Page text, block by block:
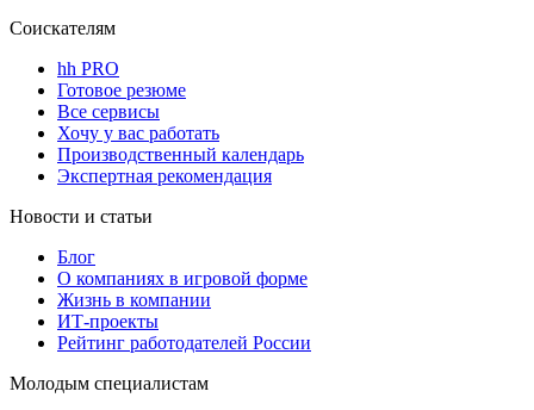
Соискателям
hh PRO
Готовое резюме
Все сервисы
Хочу у вас работать
Производственный календарь
Экспертная рекомендация
Новости и статьи
Блог
О компаниях в игровой форме
Жизнь в компании
ИТ-проекты
Рейтинг работодателей России
Молодым специалистам